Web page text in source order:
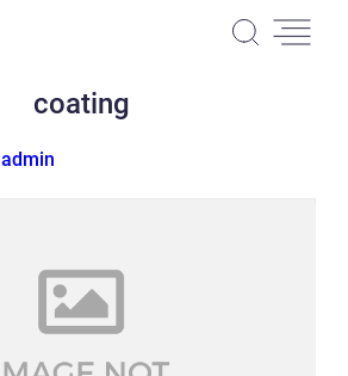
coating
admin